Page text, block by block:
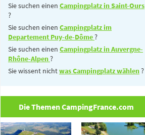
Sie suchen einen Campingplatz in Saint-Ours
?
Sie suchen einen Campingplatz im
Departement Puy-de-Dôme?
Sie suchen einen Campingplatz in Auvergne-
Rhône-Alpen?
Sie wissent nichtwas Campingplatz wählen?
Die Themen CampingFrance.com